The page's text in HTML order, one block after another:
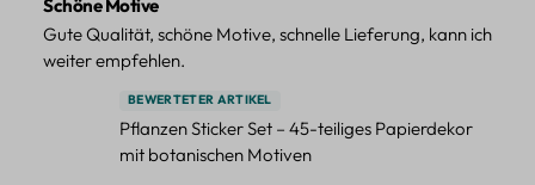
Schöne Motive
Gute Qualität, schöne Motive, schnelle Lieferung, kann ich
weiter empfehlen.
BEWERTETER ARTIKEL
Pflanzen Sticker Set – 45-teiliges Papierdekor
mit botanischen Motiven